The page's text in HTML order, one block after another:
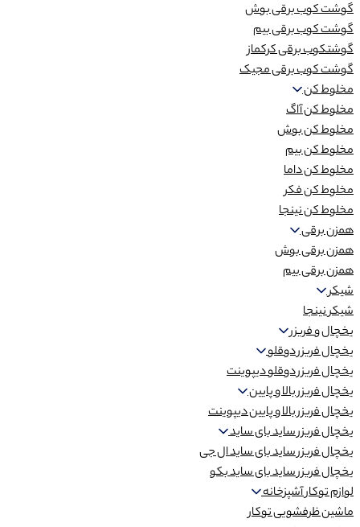
گوشت کوب برقی بوش
گوشت کوب برقی بیم
گوشتکوب برقی کرکماز
گوشت کوب برقی مجیک
مخلوط کن
مخلوط کن آاگ
مخلوط کن بوش
مخلوط کن بیم
مخلوط کن داما
مخلوط کن فکر
مخلوط کن نینجا
همزن برقی
همزن برقی بوش
همزن برقی بیم
شیکر
شیکر نینجا
یخچال و فریزر
یخچال فریزر دوقلو
یخچال فریزر دوقلو دیپوینت
یخچال فریزر بالا و پایین
یخچال فریزر بالا و پایین دیپوینت
یخچال فریزر ساید بای ساید
یخچال فریزر ساید بای ساید ال جی
یخچال فریزر ساید بای ساید بکو
لوازم توکار آشپزخانه
ماشین ظرفشویی توکار